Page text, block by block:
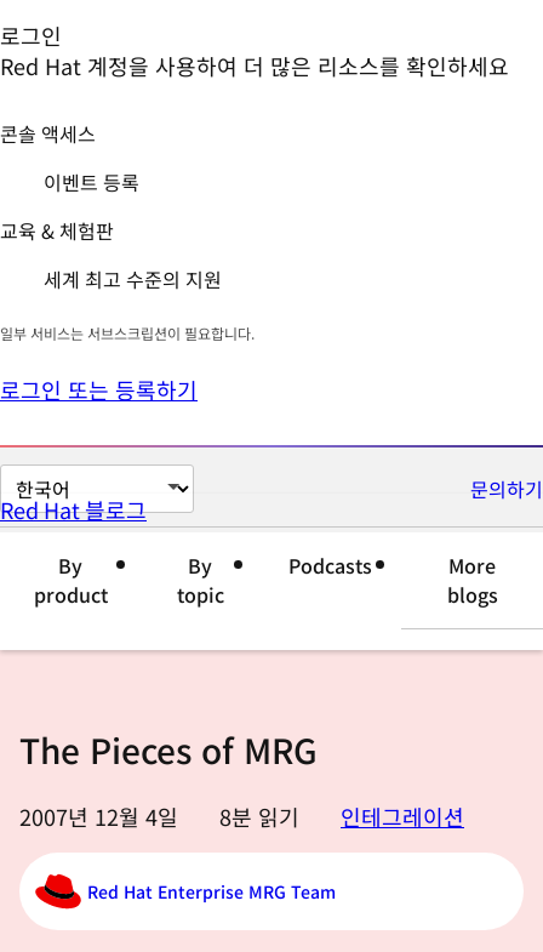
로그인
Red Hat 계정을 사용하여 더 많은 리소스를 확인하세요
콘솔 액세스
이벤트 등록
교육 & 체험판
세계 최고 수준의 지원
일부 서비스는 서브스크립션이 필요합니다.
로그인 또는 등록하기
페
이
변
문의하기
Red Hat 블로그
By
product
By
topic
Podcasts
More
blogs
The Pieces of MRG
2007년 12월 4일 8분 읽기 인테그레이션
Red Hat Enterprise MRG Team